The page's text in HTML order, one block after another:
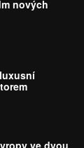
nových